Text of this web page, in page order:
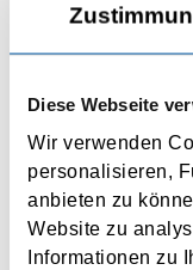
Diese Webseite
Wir verwenden
personalisieren,
anbieten zu
Website zu
Informationen zu